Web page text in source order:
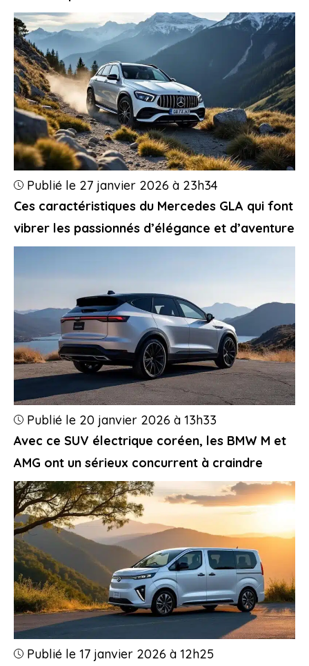
Ces caractéristiques du Mercedes GLA qui font
vibrer les passionnés d’élégance et d’aventure
Publié le 27 janvier 2026 à 23h34
Avec ce SUV électrique coréen, les BMW M et
AMG ont un sérieux concurrent à craindre
Publié le 20 janvier 2026 à 13h33
Publié le 17 janvier 2026 à 12h25